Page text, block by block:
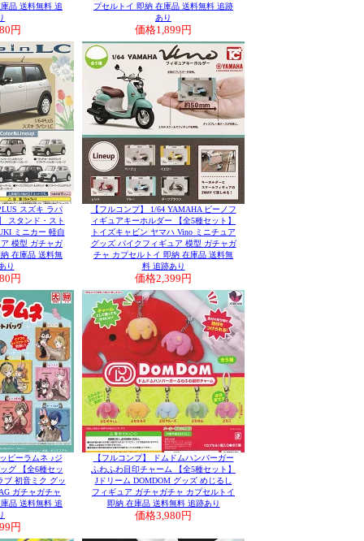
品 送料無料 追
円
プセルトイ 即納 在庫品 送料無料 追跡
あり
価格1,899円
スズキ ラパ
スタンド・スト
ミニカー 軽自
模型 ガチャガ
在庫品 送料無
り
円
【フルコンプ】 1/64 YAMAHA ビーノフ
ィギュアキーホルダー 【全5種セット】
トイズキャビン ヤマハ Vino ミニチュア
グッズ バイクフィギュア 模型 ガチャガ
チャ カプセルトイ 即納 在庫品 送料無
料 追跡あり
価格2,399円
ピーラムネ ♪ジ
グ 【全6種セッ
ブ 初音ミク グッ
ガチャガチャ
品 送料無料 追
円
【フルコンプ】 ドムドムハンバーガー
ふわふわ目印チャーム 【全5種セット】
Jドリーム DOMDOM グッズ めじるし
フィギュア ガチャガチャ カプセルトイ
即納 在庫品 送料無料 追跡あり
価格3,980円